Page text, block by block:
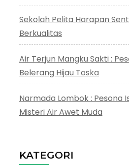
Sekolah Pelita Harapan
Berkualitas
Air Terjun Mangku Sakti :
Belerang Hijau Toska
Narmada Lombok : Pesona
Misteri Air Awet Muda
KATEGORI